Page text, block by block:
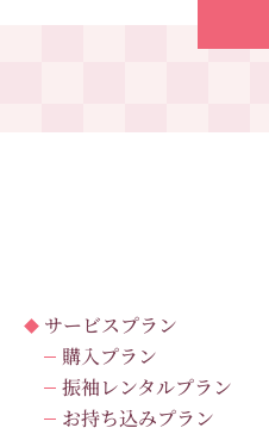
サービスプラン
購入プラン
振袖レンタルプラン
お持ち込みプラン